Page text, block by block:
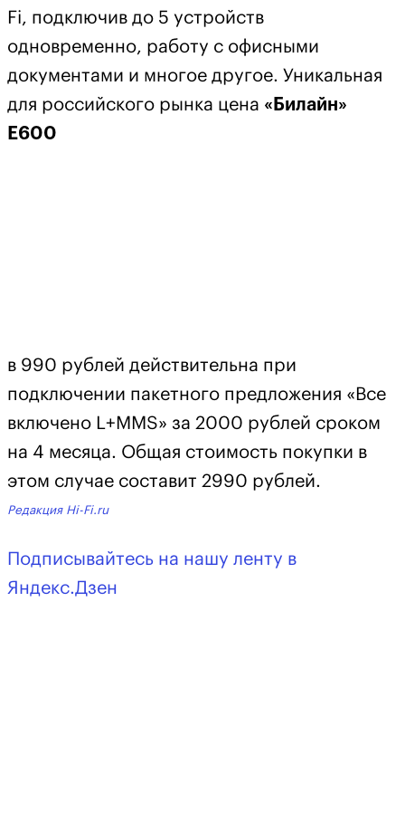
Fi, подключив до 5 устройств
одновременно, работу с офисными
документами и многое другое. Уникальная
для российского рынка цена «Билайн»
Е600
в 990 рублей действительна при
подключении пакетного предложения «Все
включено L+MMS» за 2000 рублей сроком
на 4 месяца. Общая стоимость покупки в
этом случае составит 2990 рублей.
Редакция Hi-Fi.ru
Подписывайтесь на нашу ленту в
Яндекс.Дзен